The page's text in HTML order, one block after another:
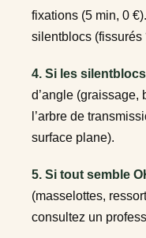
fixations (5 min, 0
silentblocs (fissurés
4. Si les
d’angle (graissage,
l’arbre de
surface plane).
5. Si tout semble
(masselottes,
consultez un